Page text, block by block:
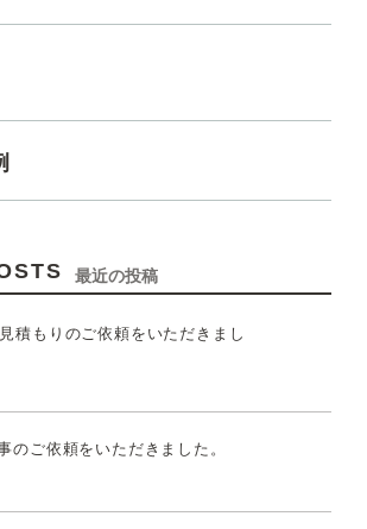
最近の投稿
積もりのご依頼をいただきまし
のご依頼をいただきました。